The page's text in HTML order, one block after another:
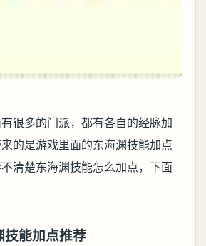
很多的门派，都有各自的经脉加
的是游戏里面的东海渊技能加点
清楚东海渊技能怎么加点，下面
能加点推荐